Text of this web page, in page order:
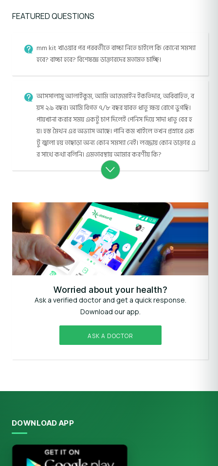
FEATURED QUESTIONS
mm kit খাওয়ার পর পরবর্তীতে বাচ্চা নিতে চাইলে কি কোনো সমস্যা
হবে? বাচ্চা হবে? বিশেষজ্ঞ ডাক্তারদের মতামত চাচ্ছি।
আসসালামু আলাইকুম, আমি আজমাইন ইকতিদার, অবিবাহিত, ব
য়স ২৯ বছর। আমি বিগত ৭/৮ বছর যাবত ধাতু ক্ষয় রোগে ভুগছি।
পায়খানা করার সময় একটু চাপ দিলেই পেনিস দিয়ে সাদা ধাতু বের হ
য়। হস্ত মৈথন এর অভ্যাস আছে। পানি কম খাইলে তখন প্রস্রাবে এক
টু জ্বালা হয় তাছাড়া অন্য কোন সমস্যা নেই। লজ্জায় কোন ডাক্তার এ
র সাথে কথা বলিনি। এমতাবস্থায় আমার করণীয় কি?
Worried about your health?
Ask a verified doctor and get a quick response.
Download our app.
ASK A DOCTOR
DOWNLOAD APP